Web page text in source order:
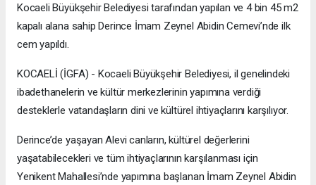
Kocaeli Büyükşehir Belediyesi tarafından yapılan ve 4 bin 45 m2
kapalı alana sahip Derince İmam Zeynel Abidin Cemevi’nde ilk
cem yapıldı.
KOCAELİ (İGFA) - Kocaeli Büyükşehir Belediyesi, il genelindeki
ibadethanelerin ve kültür merkezlerinin yapımına verdiği
desteklerle vatandaşların dini ve kültürel ihtiyaçlarını karşılıyor.
Derince’de yaşayan Alevi canların, kültürel değerlerini
yaşatabilecekleri ve tüm ihtiyaçlarının karşılanması için
Yenikent Mahallesi’nde yapımına başlanan İmam Zeynel Abidin